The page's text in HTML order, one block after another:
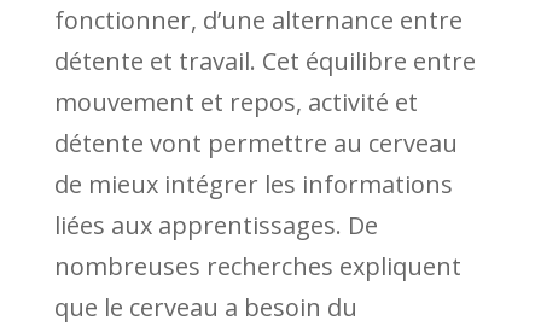
fonctionner, d’une alternance entre
détente et travail. Cet équilibre entre
mouvement et repos, activité et
détente vont permettre au cerveau
de mieux intégrer les informations
liées aux apprentissages. De
nombreuses recherches expliquent
que le cerveau a besoin du